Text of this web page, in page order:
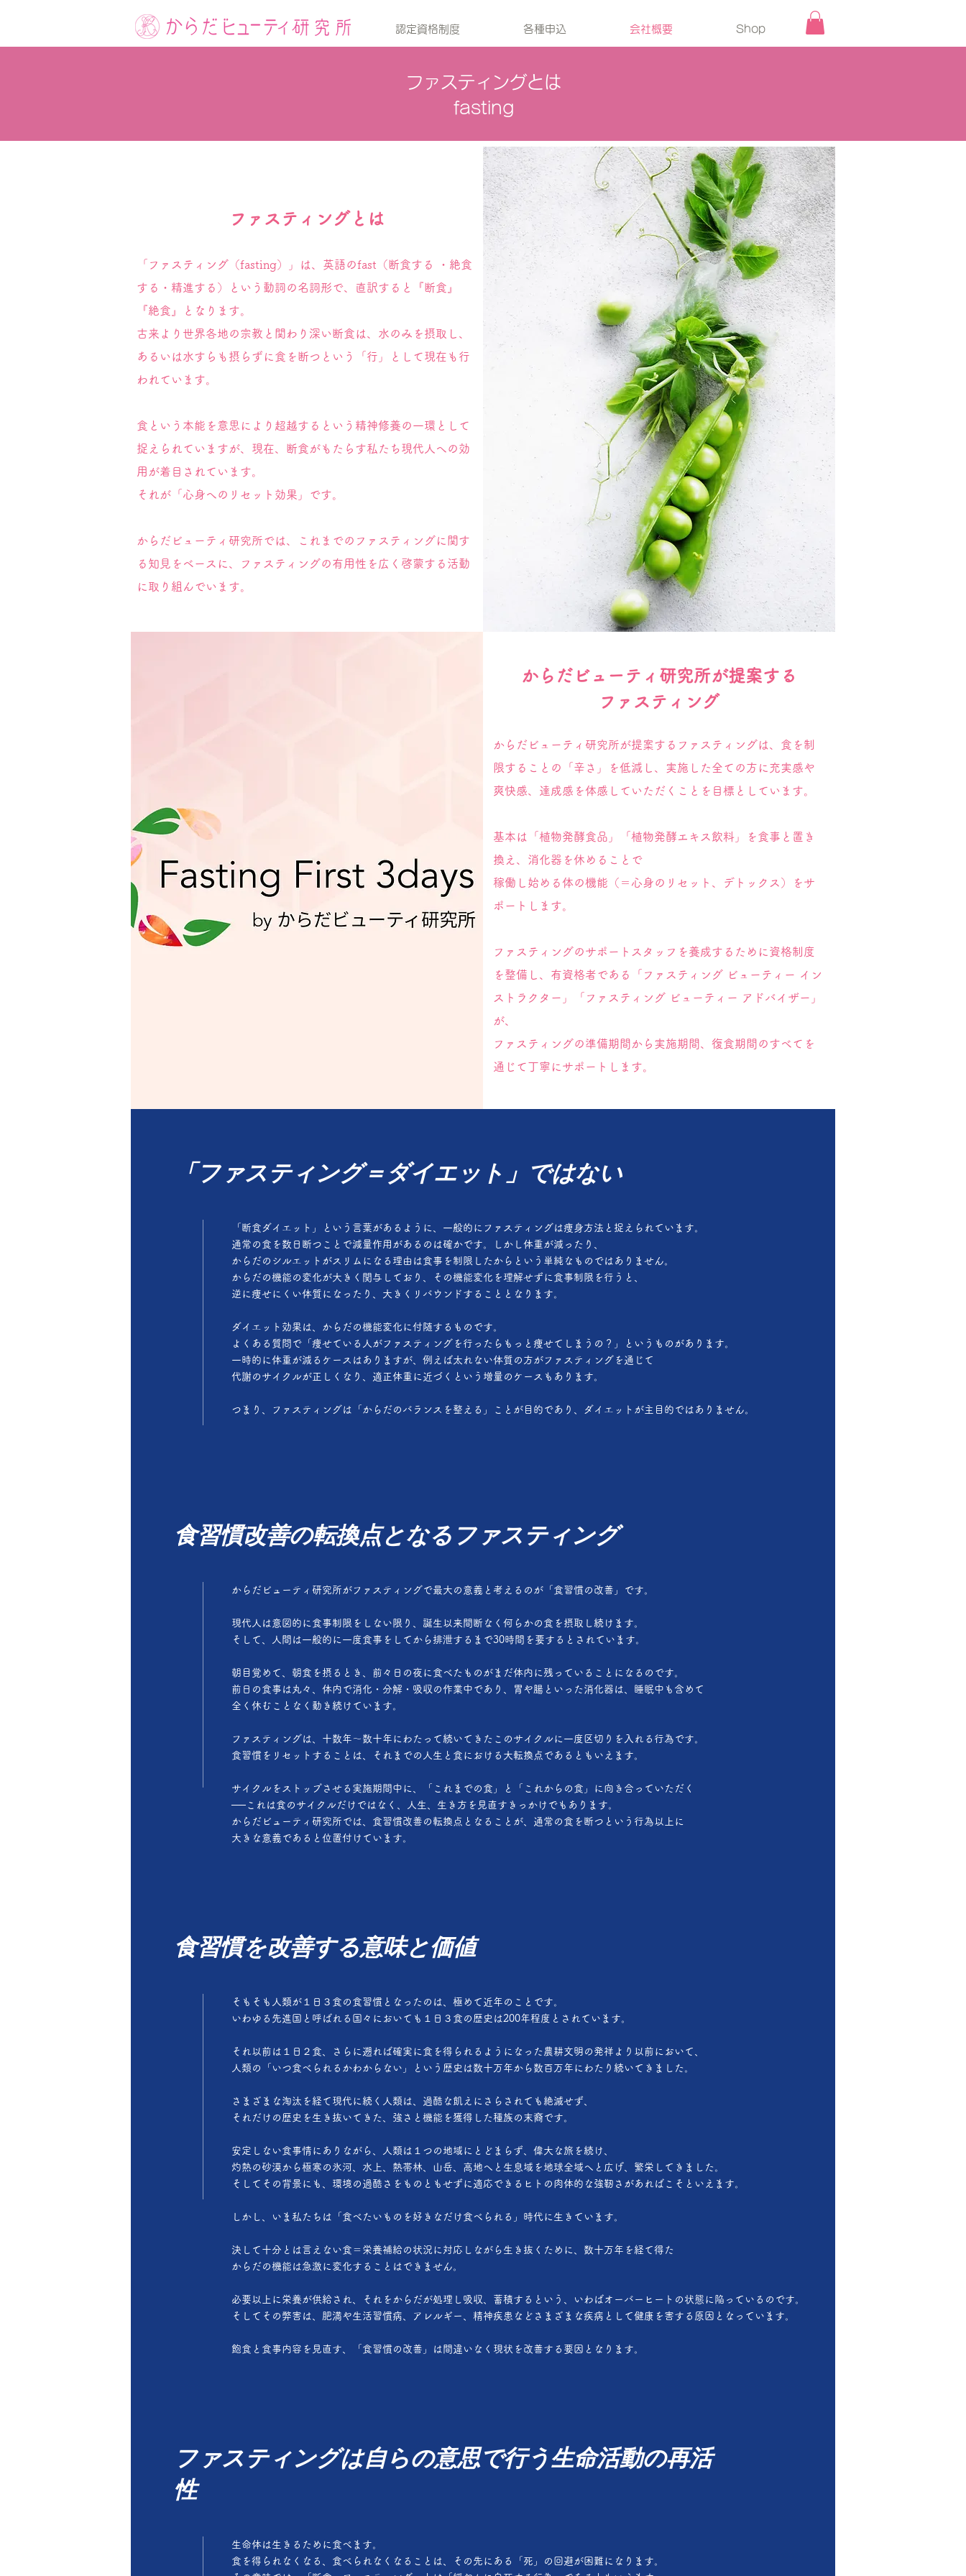
認定資格制度 各種申込 会社概要 Shop
ファスティングとは
fasting
ファスティングとは
「ファスティング（fasting）」は、英語のfast（断食する ・絶食
する・精進する）という動詞の名詞形で、直訳すると『断食』
『絶食』となります。
古来より世界各地の宗教と関わり深い断食は、水のみを摂取し、
あるいは水すらも摂らずに食を断つという「行」として現在も行
われています。
食という本能を意思により超越するという精神修養の一環として
捉えられていますが、現在、断食がもたらす私たち現代人への効
用が着目されています。
それが「心身へのリセット効果」です。
からだビューティ研究所では、これまでのファスティングに関す
る知見をベースに、ファスティングの有用性を広く啓蒙する活動
に取り組んでいます。
からだビューティ研究所が提案する
ファスティング
からだビューティ研究所が提案するファスティングは、食を制
限することの「辛さ」を低減し、実施した全ての方に充実感や
爽快感、達成感を体感していただくことを目標としています。
基本は「植物発酵食品」「植物発酵エキス飲料」を食事と置き
換え、消化器を休めることで
稼働し始める体の機能（＝心身のリセット、デトックス）をサ
ポートします。
ファスティングのサポートスタッフを養成するために資格制度
を整備し、有資格者である「ファスティング ビューティー イン
ストラクター」「ファスティング ビューティー アドバイザー」
が、
ファスティングの準備期間から実施期間、復食期間のすべてを
通じて丁寧にサポートします。
「ファスティング＝ダイエット」ではない
「断食ダイエット」という言葉があるように、一般的にファスティングは痩身方法と捉えられています。
通常の食を数日断つことで減量作用があるのは確かです。しかし体重が減ったり、
からだのシルエットがスリムになる理由は食事を制限したからという単純なものではありません。
からだの機能の変化が大きく関与しており、その機能変化を理解せずに食事制限を行うと、
逆に痩せにくい体質になったり、大きくリバウンドすることとなります。
ダイエット効果は、からだの機能変化に付随するものです。
よくある質問で「痩せている人がファスティングを行ったらもっと痩せてしまうの？」というものがあります。
一時的に体重が減るケースはありますが、例えば太れない体質の方がファスティングを通じて
代謝のサイクルが正しくなり、適正体重に近づくという増量のケースもあります。
つまり、ファスティングは「からだのバランスを整える」ことが目的であり、ダイエットが主目的ではありません。
食習慣改善の転換点となるファスティング
からだビューティ研究所がファスティングで最大の意義と考えるのが「食習慣の改善」です。
現代人は意図的に食事制限をしない限り、誕生以来間断なく何らかの食を摂取し続けます。
そして、人間は一般的に一度食事をしてから排泄するまで30時間を要するとされています。
朝目覚めて、朝食を摂るとき、前々日の夜に食べたものがまだ体内に残っていることになるのです。
前日の食事は丸々、体内で消化・分解・吸収の作業中であり、胃や腸といった消化器は、睡眠中も含めて
全く休むことなく動き続けています。
ファスティングは、十数年〜数十年にわたって続いてきたこのサイクルに一度区切りを入れる行為です。
食習慣をリセットすることは、それまでの人生と食における大転換点であるともいえます。
サイクルをストップさせる実施期間中に、「これまでの食」と「これからの食」に向き合っていただく
──これは食のサイクルだけではなく、人生、生き方を見直すきっかけでもあります。
からだビューティ研究所では、食習慣改善の転換点となることが、通常の食を断つという行為以上に
大きな意義であると位置付けています。
食習慣を改善する意味と価値
そもそも人類が１日３食の食習慣となったのは、極めて近年のことです。
いわゆる先進国と呼ばれる国々においても１日３食の歴史は200年程度とされています。
それ以前は１日２食、さらに遡れば確実に食を得られるようになった農耕文明の発祥より以前において、
人類の「いつ食べられるかわからない」という歴史は数十万年から数百万年にわたり続いてきました。
さまざまな淘汰を経て現代に続く人類は、過酷な飢えにさらされても絶滅せず、
それだけの歴史を生き抜いてきた、強さと機能を獲得した種族の末裔です。
安定しない食事情にありながら、人類は１つの地域にとどまらず、偉大な旅を続け、
灼熱の砂漠から極寒の氷河、水上、熱帯林、山岳、高地へと生息域を地球全域へと広げ、繁栄してきました。
そしてその背景にも、環境の過酷さをものともせずに適応できるヒトの肉体的な強靭さがあればこそといえます。
しかし、いま私たちは「食べたいものを好きなだけ食べられる」時代に生きています。
決して十分とは言えない食＝栄養補給の状況に対応しながら生き抜くために、数十万年を経て得た
からだの機能は急激に変化することはできません。
必要以上に栄養が供給され、それをからだが処理し吸収、蓄積するという、いわばオーバーヒートの状態に陥っているのです。
そしてその弊害は、肥満や生活習慣病、アレルギー、精神疾患などさまざまな疾病として健康を害する原因となっています。
飽食と食事内容を見直す、「食習慣の改善」は間違いなく現状を改善する要因となります。
ファスティングは自らの意思で行う生命活動の再活
性
生命体は生きるために食べます。
食を得られなくなる、食べられなくなることは、その先にある「死」の回避が困難になります。